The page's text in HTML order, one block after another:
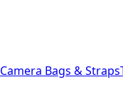
Camera Bags & Straps